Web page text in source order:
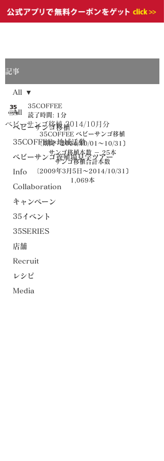
記事
All
ベビーサンゴ移植
35COFFEE×地域活動
ベビーサンゴ養殖場見学ツアー
Info
Collaboration
キャンペーン
35イベント
35SERIES
店舗
Recruit
レシピ
Media
All
ベビーサンゴ移植 2014/10月分
35COFFEE
読了時間: 1分
35COFFEE ベビーサンゴ移植
〔期間：2014/10/01～10/31〕
サンゴ移植本数 － 25本
サンゴ移植合計本数
〔2009年3月5日～2014/10/31〕
1,069本